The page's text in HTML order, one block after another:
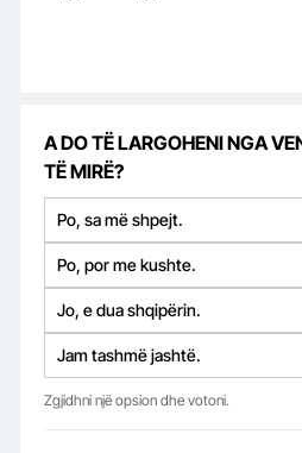
A DO TË LARGOHENI NGA
TË MIRË?
Po, sa më shpejt.
Po, por me kushte.
Jo, e dua shqipërin.
Jam tashmë jashtë.
Zgjidhni një opsion dhe votoni.